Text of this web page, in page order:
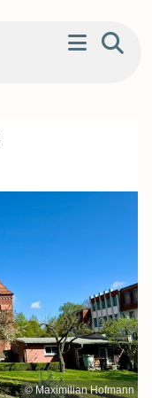
© Maximilian Hofmann